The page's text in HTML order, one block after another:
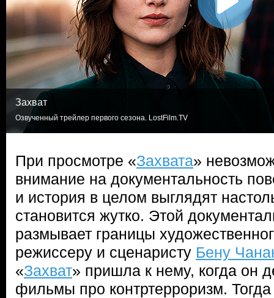
Захват
Озвученный трейлер первого сезона. LostFilm.TV
При просмотре «Захвата»
внимание на документальность
и история в целом выглядят
становится жутко. Этой
размывает границы
режиссеру и сценаристу Бену
«Захват» пришла к нему, когда он
фильмы про контртерроризм.